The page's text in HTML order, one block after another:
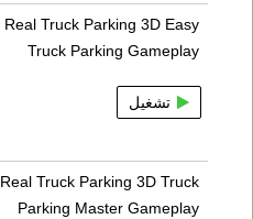
Real Truck Parking 3D Easy
Truck Parking Gameplay
تشغيل
Real Truck Parking 3D Truck
Parking Master Gameplay